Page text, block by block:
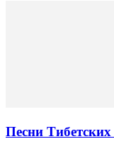
Песни